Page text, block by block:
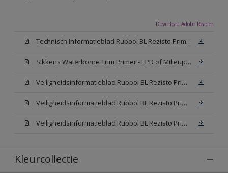
Download Adobe Reader
Technisch Informatieblad Rubbol BL Rezisto Primer (New Livery) (PDF)
Sikkens Waterborne Trim Primer - EPD of Milieuproductverklaring
Veiligheidsinformatieblad Rubbol BL Rezisto Primer N00 (MSDS)
Veiligheidsinformatieblad Rubbol BL Rezisto Primer White (MSDS)
Veiligheidsinformatieblad Rubbol BL Rezisto Primer W05 (MSDS)
Kleurcollectie